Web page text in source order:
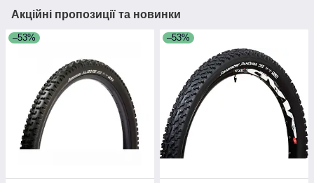
Акційні пропозиції та новинки
–53% –53%